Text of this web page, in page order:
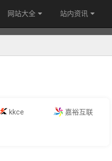
网站大全 站内资讯
kkce 嘉裕互联